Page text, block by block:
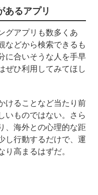
あるアプリ
グアプリも数多くあ
などから検索できるも
に合いそうな人を手早
ぜひ利用してみてほし
けることなど当たり前
いものではない。さら
、海外との心理的な距
し行動するだけで、運
高まるはずだ。